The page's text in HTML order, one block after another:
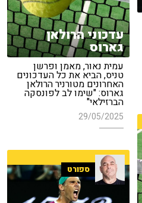
עדכוני הרולאן
גארוס
עמית נאור, מאמן ופרשן
טניס, הביא את כל העדכונים
האחרונים מטורניר הרולאן
גארוס: "שימו לב לפונסקה
הברזילאי"
29/05/2025
ספורט